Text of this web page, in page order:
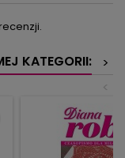
KATEGORII:
>
<